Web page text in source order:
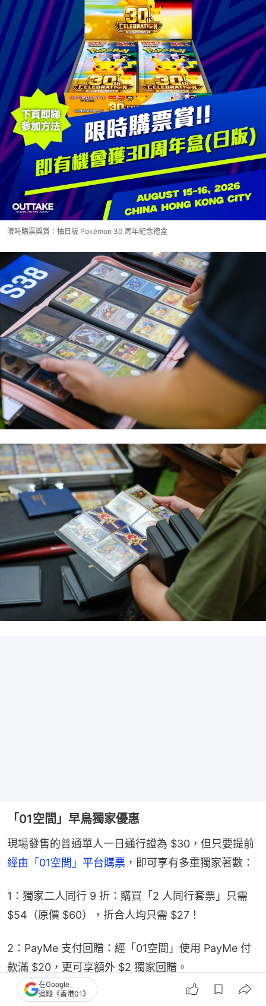
限時購票獎賞：抽日版 Pokémon 30 周年紀念禮盒
「01空間」早鳥獨家優惠
現場發售的普通單人一日通行證為 $30，但只要提前
經由「01空間」平台購票 ，即可享有多重獨家著數：
1：獨家二人同行 9 折：購買「2 人同行套票」只需
$54（原價 $60），折合人均只需 $27！
2：PayMe 支付回贈：經「01空間」使用 PayMe 付
款滿 $20，更可享額外 $2 獨家回贈。
3：賺取 01 積分：購票每消費 $1 即可賺取 1 「01 積
在Google
追蹤《香港01》